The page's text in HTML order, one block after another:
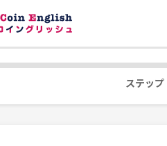
ステップ